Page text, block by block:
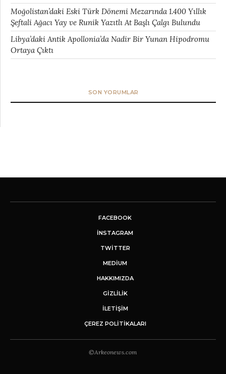
Moğolistan’daki Eski Türk Dönemi Mezarında 1.400 Yıllık
Şeftali Ağacı Yay ve Runik Yazıtlı At Başlı Çalgı Bulundu
Libya’daki Antik Apollonia’da Nadir Bir Yunan Hipodromu
Ortaya Çıktı
SON YORUMLAR
FACEBOOK
INSTAGRAM
TWITTER
MEDIUM
HAKKIMIZDA
GİZLİLİK
İLETIŞIM
ÇEREZ POLITIKALARI
©Arkeonews.com